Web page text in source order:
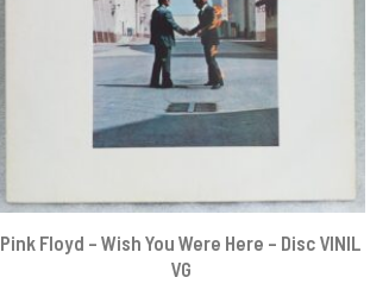
Pink Floyd ‎– Wish You Were Here – Disc VINIL
VG